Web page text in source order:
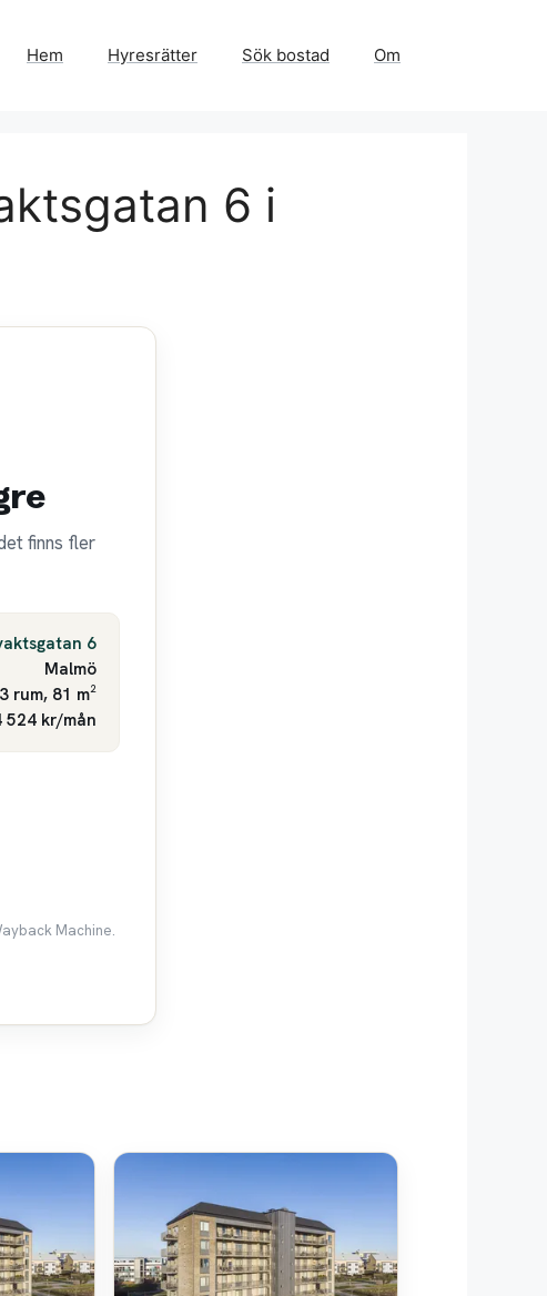
Hem Hyresrätter Sök bostad Om
6 i
finns fler
6
Malmö
3 rum, 81 m²
524 kr/mån
Machine.